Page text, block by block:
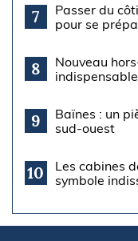
7
Passer du
pour se
8
Nouveau
9
Baïnes : un
sud-ouest
10
Les cabines
symbole